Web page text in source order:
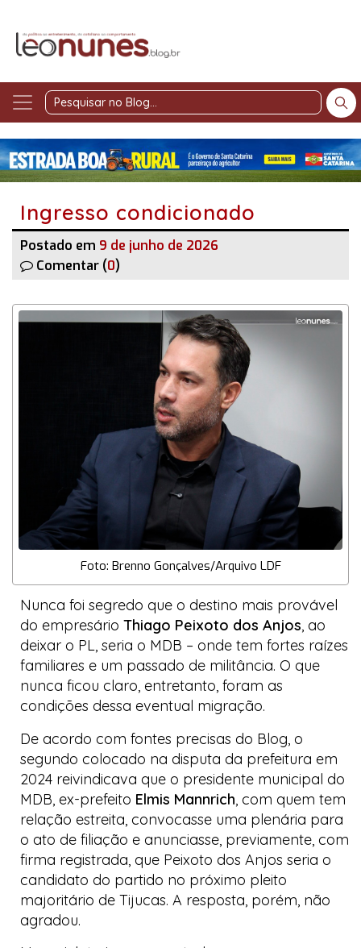
Pesquisar
Blog
Ingresso condicionado
Postado em 9 de junho de 2026
Comentar (0)
Foto: Brenno Gonçalves/Arquivo LDF
Nunca foi segredo que o destino mais provável
do empresário Thiago Peixoto dos Anjos, ao
deixar o PL, seria o MDB – onde tem fortes raízes
familiares e um passado de militância. O que
nunca ficou claro, entretanto, foram as
condições dessa eventual migração.
De acordo com fontes precisas do Blog, o
segundo colocado na disputa da prefeitura em
2024 reivindicava que o presidente municipal do
MDB, ex-prefeito Elmis Mannrich, com quem tem
relação estreita, convocasse uma plenária para
o ato de filiação e anunciasse, previamente, com
firma registrada, que Peixoto dos Anjos seria o
candidato do partido no próximo pleito
majoritário de Tijucas. A resposta, porém, não
agradou.